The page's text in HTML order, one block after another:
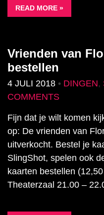
READ MORE »
Vrienden van
bestellen
4 JULI 2018 • DINGEN,
COMMENTS
Fijn dat je wilt komen
op: De vrienden van
uitverkocht. Bestel je
SlingShot, spelen ook
kaarten bestellen
Theaterzaal 21.00 –